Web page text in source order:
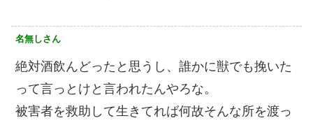
名無しさん
絶対酒飲んどったと思うし、誰かに獣でも挽いた
って言っとけと言われたんやろな。
被害者を救助して生きてれば何故そんな所を渡っ